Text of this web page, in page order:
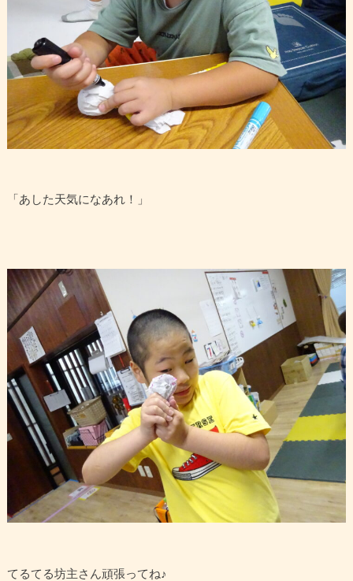
「あした天気になあれ！」
てるてる坊主さん頑張ってね♪